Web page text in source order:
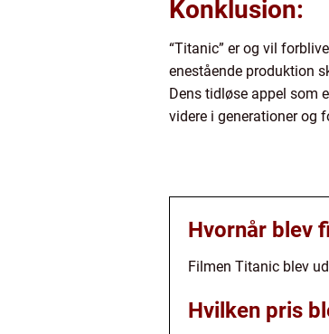
Konklusion:
“Titanic” er og vil
enestående produktion
Dens tidløse appel som
videre i generationer og
Hvornår blev
Filmen Titanic blev
Hvilken pris